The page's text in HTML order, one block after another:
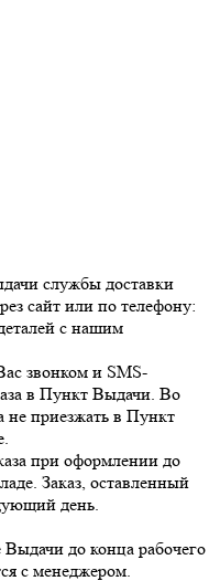
службы доставки
сайт или по телефону:
с нашим
звонком и SMS-
в Пункт Выдачи. Во
не приезжать в Пункт
.
при оформлении до
Заказ, оставленный
день.
Выдачи до конца рабочего
с менеджером.